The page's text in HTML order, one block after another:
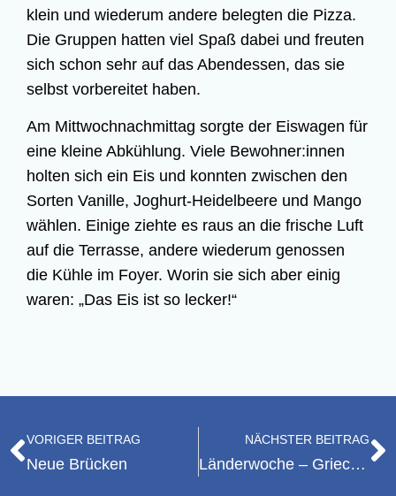
klein und wie­der­um ande­re beleg­ten die Piz­za.
Die Grup­pen hat­ten viel Spaß dabei und freu­ten
sich schon sehr auf das Abend­essen, das sie
selbst vor­be­rei­tet haben.
Am Mitt­woch­nach­mit­tag sorg­te der Eis­wa­gen für
eine klei­ne Abküh­lung. Vie­le Bewohner:innen
hol­ten sich ein Eis und konn­ten zwi­schen den
Sor­ten Vanil­le, Joghurt-Hei­del­bee­re und Man­go
wäh­len. Eini­ge zieh­te es raus an die fri­sche Luft
auf die Ter­ras­se, ande­re wie­der­um genos­sen
die Küh­le im Foy­er. Wor­in sie sich aber einig
waren: „Das Eis ist so lecker!“
VORIGER BEITRAG
Neue Brü­cken
NÄCHSTER BEITRAG
Län­der­wo­che – Griechenland